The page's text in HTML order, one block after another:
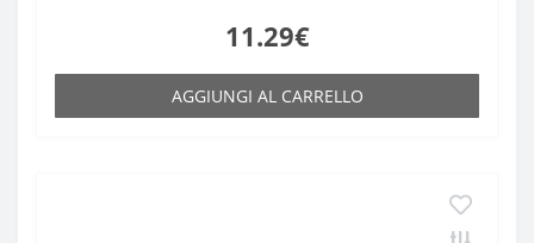
11.29€
AGGIUNGI AL CARRELLO